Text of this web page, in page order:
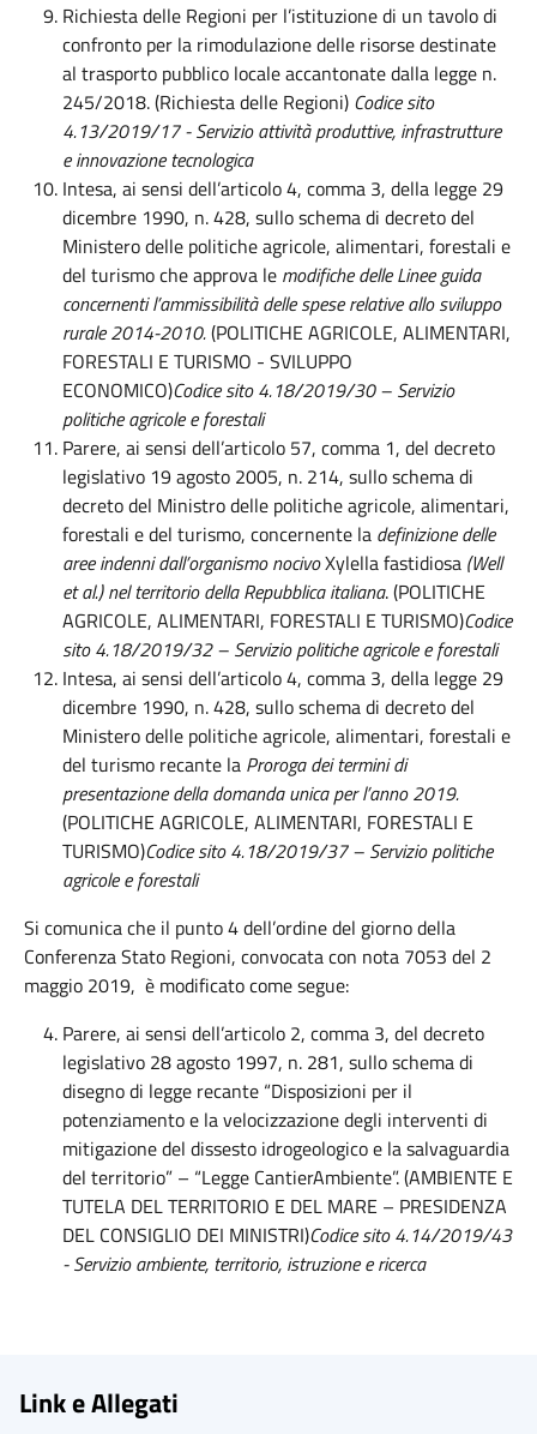
Richiesta delle Regioni per l’istituzione di un tavolo di
confronto per la rimodulazione delle risorse destinate
al trasporto pubblico locale accantonate dalla legge n.
245/2018. (Richiesta delle Regioni) Codice sito
4.13/2019/17 -Servizio attività produttive, infrastrutture
e innovazione tecnologica
Intesa, ai sensi dell’articolo 4, comma 3, della legge 29
dicembre 1990, n. 428, sullo schema di decreto del
Ministero delle politiche agricole, alimentari, forestali e
del turismo che approva le modifiche delle Linee guida
concernenti l’ammissibilità delle spese relative allo sviluppo
rurale 2014-2010.(POLITICHE AGRICOLE, ALIMENTARI,
FORESTALI E TURISMO - SVILUPPO
ECONOMICO)Codice sito 4.18/2019/30 – Servizio
politiche agricole e forestali
Parere, ai sensi dell’articolo 57, comma 1, del decreto
legislativo 19 agosto 2005, n. 214, sullo schema di
decreto del Ministro delle politiche agricole, alimentari,
forestali e del turismo, concernente la definizione delle
aree indenni dall’organismo nocivoXylella fastidiosa (Well
et al.) nel territorio della Repubblica italiana. (POLITICHE
AGRICOLE, ALIMENTARI, FORESTALI E TURISMO)Codice
sito 4.18/2019/32 – Servizio politiche agricole e forestali
Intesa, ai sensi dell’articolo 4, comma 3, della legge 29
dicembre 1990, n. 428, sullo schema di decreto del
Ministero delle politiche agricole, alimentari, forestali e
del turismo recante la Proroga dei termini di
presentazione della domanda unica per l’anno 2019.
(POLITICHE AGRICOLE, ALIMENTARI, FORESTALI E
TURISMO)Codice sito 4.18/2019/37 – Servizio politiche
agricole e forestali
Si comunica che il punto 4 dell’ordine del giorno della
Conferenza Stato Regioni, convocata con nota 7053 del 2
maggio 2019, è modificato come segue:
Parere, ai sensi dell’articolo 2, comma 3, del decreto
legislativo 28 agosto 1997, n. 281, sullo schema di
disegno di legge recante “Disposizioni per il
potenziamento e la velocizzazione degli interventi di
mitigazione del dissesto idrogeologico e la salvaguardia
del territorio” – “Legge CantierAmbiente”. (AMBIENTE E
TUTELA DEL TERRITORIO E DEL MARE – PRESIDENZA
DEL CONSIGLIO DEI MINISTRI)Codice sito 4.14/2019/43
- Servizio ambiente, territorio, istruzione e ricerca
Link e Allegati